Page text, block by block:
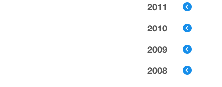
2011
2010
2009
2008